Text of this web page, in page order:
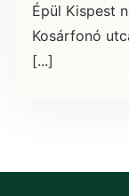
Épül Kispest
Kosárfonó
[...]